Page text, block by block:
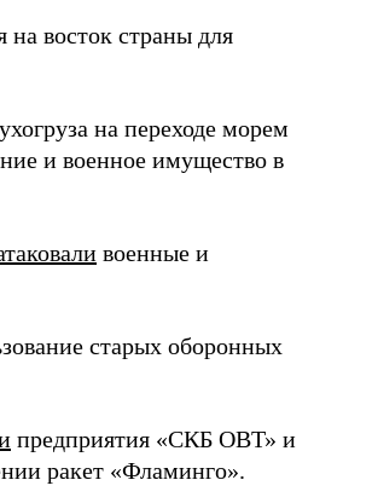
восток страны для
на переходе морем
и военное имущество в
военные и
старых оборонных
предприятия «СКБ ОВТ» и
ракет «Фламинго».